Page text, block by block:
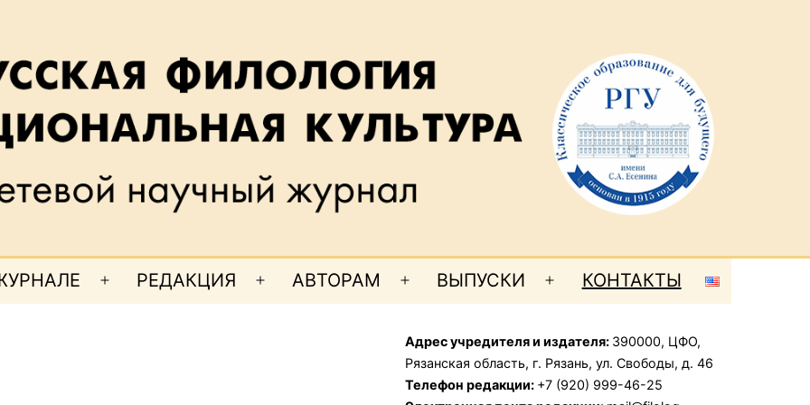
ОткрытьРЕДАКЦИЯ
Открыть
АВТОРАМ
ОткрытьВЫПУСКИ
ОткрытьКОНТАКТЫ
Адрес учредителя и издателя: 390000, ЦФО,
Рязанская область, г. Рязань, ул. Свободы, д. 46
Телефон редакции: +7 (920) 999-46-25